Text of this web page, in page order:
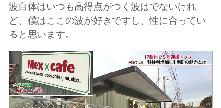
波自体はいつも高得点がつく波はでないけれ
ど、僕はここの波が好きですし、性に合ってい
ると思います。